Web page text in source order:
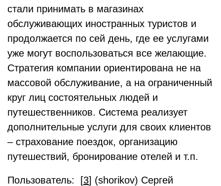
стали принимать в магазинах
обслуживающих иностранных туристов и
продолжается по сей день, где ее услугами
уже могут воспользоваться все желающие.
Стратегия компании ориентирована не на
массовой обслуживание, а на ограниченный
круг лиц состоятельных людей и
путешественников. Система реализует
дополнительные услуги для своих клиентов
– страхование поездок, организацию
путешествий, бронирование отелей и т.п.
Пользователь: [3] (shorikov) Сергей